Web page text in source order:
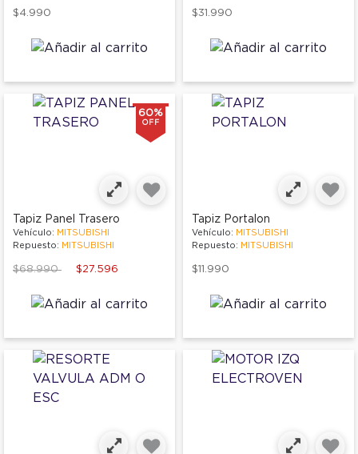
$4.990 $31.990
60%
OFF
Tapiz Panel Trasero
Vehículo: MITSUBISHI
Repuesto: MITSUBISHI
Price reduced from
$68.990to $27.596
Tapiz Portalon
Vehículo: MITSUBISHI
Repuesto: MITSUBISHI
$11.990